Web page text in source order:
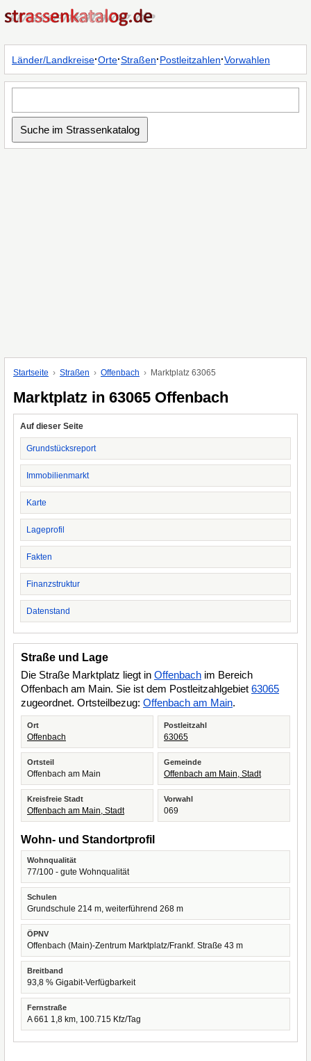
Länder/Landkreise·Orte·Straßen·Postleitzahlen·Vorwahlen
Startseite Straßen Offenbach Marktplatz 63065
Marktplatz in 63065 Offenbach
Auf dieser Seite
Grundstücksreport
Immobilienmarkt
Karte
Lageprofil
Fakten
Finanzstruktur
Datenstand
Straße und Lage
Die Straße Marktplatz liegt in Offenbach im Bereich
Offenbach am Main. Sie ist dem Postleitzahlgebiet 63065
zugeordnet. Ortsteilbezug: Offenbach am Main.
Ort
Offenbach
Postleitzahl
63065
Ortsteil
Offenbach am Main
Gemeinde
Offenbach am Main, Stadt
Kreisfreie Stadt
Offenbach am Main, Stadt
Vorwahl
069
Wohn- und Standortprofil
Wohnqualität
77/100 - gute Wohnqualität
Schulen
Grundschule 214 m, weiterführend 268 m
ÖPNV
Offenbach (Main)-Zentrum Marktplatz/Frankf. Straße 43 m
Breitband
93,8 % Gigabit-Verfügbarkeit
Fernstraße
A 661 1,8 km, 100.715 Kfz/Tag